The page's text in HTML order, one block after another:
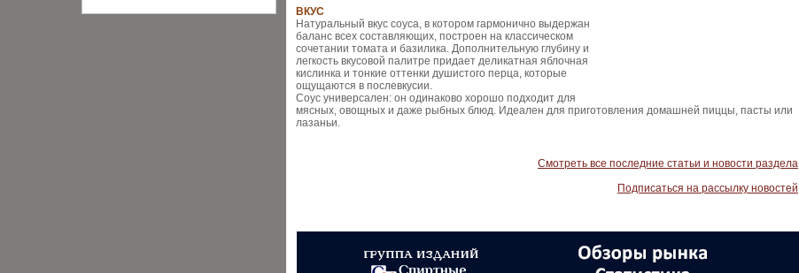
ВКУС
Натуральный вкус соуса, в котором гармонично выдержан
баланс всех составляющих, построен на классическом
сочетании томата и базилика. Дополнительную глубину и
легкость вкусовой палитре придает деликатная яблочная
кислинка и тонкие оттенки душистого перца, которые
ощущаются в послевкусии.
Соус универсален: он одинаково хорошо подходит для
мясных, овощных и даже рыбных блюд. Идеален для приготовления домашней пиццы, пасты или
лазаньи.
Смотреть все последние статьи и новости раздела
Подписаться на рассылку новостей